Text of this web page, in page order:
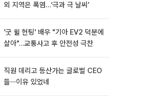
외 지역은 폭염…‘극과 극 날씨’
'굿 윌 헌팅' 배우 "기아 EV2 덕분에
살아"…교통사고 후 안전성 극찬
직원 데리고 등산가는 글로벌 CEO
들⋯이유 있었네